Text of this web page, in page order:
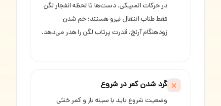
در حرکات المپیکی، دست‌ها تا لحظه انفجار لگن
فقط طناب انتقال نیرو هستند؛ خم شدن
زودهنگام آرنج، قدرت پرتاب لگن را هدر می‌دهد.
گرد شدن کمر در شروع
وضعیت شروع باید با سینه باز و کمر خنثی